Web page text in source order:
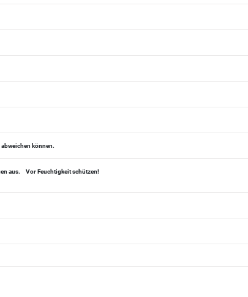
können.
aus. Vor Feuchtigkeit schützen!